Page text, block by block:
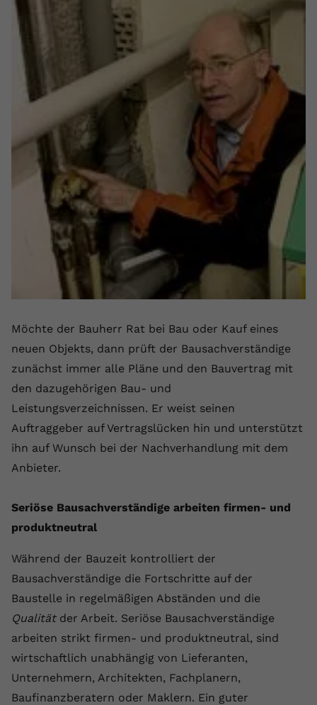
Möchte der Bauherr Rat bei Bau oder Kauf eines
neuen Objekts, dann prüft der Bausachverständige
zunächst immer alle Pläne und den Bauvertrag mit
den dazugehörigen Bau- und
Leistungsverzeichnissen. Er weist seinen
Auftraggeber auf Vertragslücken hin und unterstützt
ihn auf Wunsch bei der Nachverhandlung mit dem
Anbieter.
Seriöse Bausachverständige arbeiten firmen- und
produktneutral
Während der Bauzeit kontrolliert der
Bausachverständige die Fortschritte auf der
Baustelle in regelmäßigen Abständen und die
Qualitätder Arbeit. Seriöse Bausachverständige
arbeiten strikt firmen- und produktneutral, sind
wirtschaftlich unabhängig von Lieferanten,
Unternehmern, Architekten, Fachplanern,
Baufinanzberatern oder Maklern. Ein guter
registriert eine eindeutige ID, um
Daten darüber zu speichern, welche
Videos von YouTube der Nutzer
gesehen hat.
Name yt.innertube::nextId
Anbieter Youtube.com
Laufzeit
Zweck
Dieser von YouTube gesetzte Cookie
registriert eine eindeutige ID, um
Daten darüber zu speichern, welche
Videos von YouTube der Nutzer
gesehen hat.
Anbieter Youtube.com
Laufzeit Session
YouTube setzt diesen Cookie, um die
Videopräferenzen des Nutzers zu
speichern, der eingebettete YouTube-
Videos verwendet.